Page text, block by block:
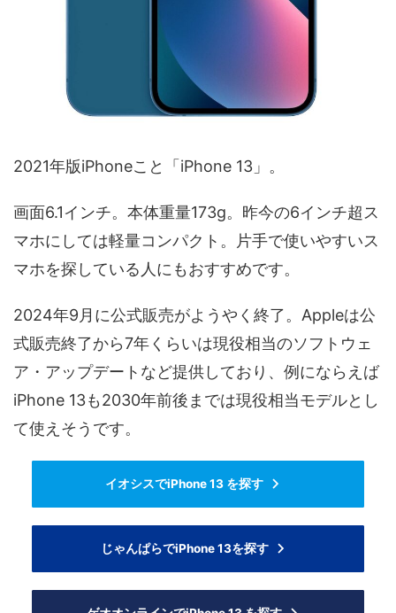
2021年版iPhoneこと「iPhone 13」。
画面6.1インチ。本体重量173g。昨今の6インチ超ス
マホにしては軽量コンパクト。片手で使いやすいス
マホを探している人にもおすすめです。
2024年9月に公式販売がようやく終了。Appleは公
式販売終了から7年くらいは現役相当のソフトウェ
ア・アップデートなど提供しており、例にならえば
iPhone 13も2030年前後までは現役相当モデルとし
て使えそうです。
イオシスでiPhone 13 を探す
じゃんぱらでiPhone 13を探す